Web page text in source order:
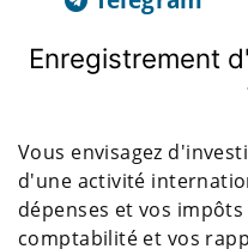
Enregistrement
Vous envisagez
d'une activité
dépenses et vos
comptabilité et vos